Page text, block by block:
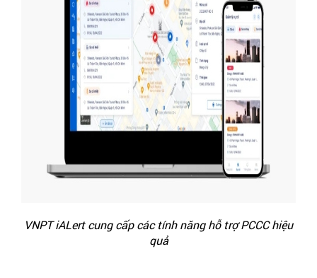
VNPT iALert cung cấp các tính năng hỗ trợ PCCC hiệu
quả